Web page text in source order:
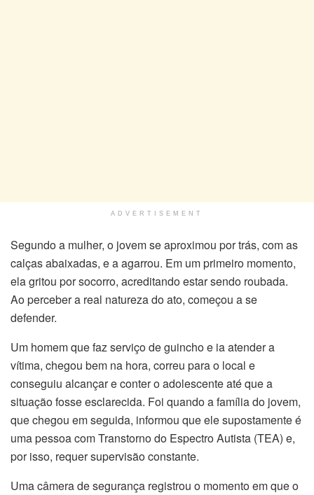
ADVERTISEMENT
Segundo a mulher, o jovem se aproximou por trás, com as
calças abaixadas, e a agarrou. Em um primeiro momento,
ela gritou por socorro, acreditando estar sendo roubada.
Ao perceber a real natureza do ato, começou a se
defender.
Um homem que faz serviço de guincho e ia atender a
vítima, chegou bem na hora, correu para o local e
conseguiu alcançar e conter o adolescente até que a
situação fosse esclarecida. Foi quando a família do jovem,
que chegou em seguida, informou que ele supostamente é
uma pessoa com Transtorno do Espectro Autista (TEA) e,
por isso, requer supervisão constante.
Uma câmera de segurança registrou o momento em que o